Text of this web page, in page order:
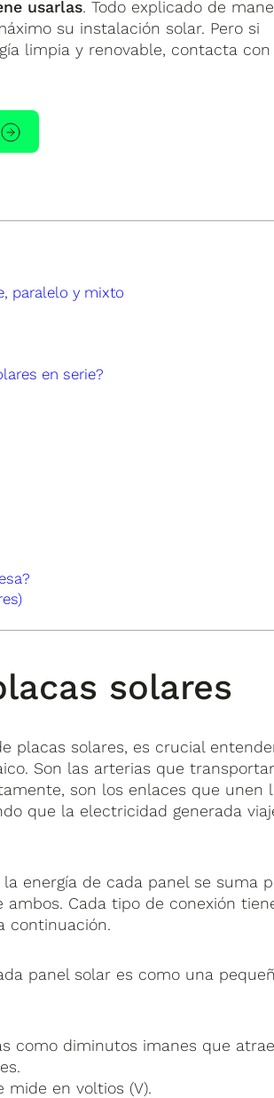
usarlas. Todo explicado de
su instalación solar. Pero si
limpia y renovable, contacta con
paralelo y mixto
en serie?
solares
placas solares, es crucial
Son las arterias que
son los enlaces que unen
que la electricidad generada
energía de cada panel se suma
Cada tipo de conexión
continuación.
panel solar es como una
como diminutos imanes que
mide en voltios (V).